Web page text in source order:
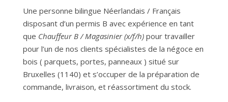
Une personne bilingue Néerlandais / Français
disposant d’un permis B avec expérience en tant
que Chauffeur B / Magasinier (x/f/h) pour travailler
pour l’un de nos clients spécialistes de la négoce en
bois ( parquets, portes, panneaux ) situé sur
Bruxelles (1140) et s’occuper de la préparation de
commande, livraison, et réassortiment du stock.